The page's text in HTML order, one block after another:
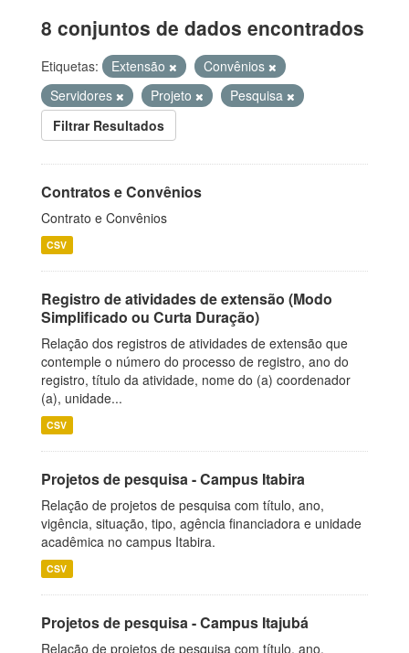
8 conjuntos de dados encontrados
Etiquetas: Extensão
Convênios
Servidores
Projeto
Pesquisa
Filtrar Resultados
Contratos e Convênios
Contrato e Convênios
CSV
Registro de atividades de extensão (Modo
Simplificado ou Curta Duração)
Relação dos registros de atividades de extensão que
contemple o número do processo de registro, ano do
registro, título da atividade, nome do (a) coordenador
(a), unidade...
CSV
Projetos de pesquisa - Campus Itabira
Relação de projetos de pesquisa com título, ano,
vigência, situação, tipo, agência financiadora e unidade
acadêmica no campus Itabira.
CSV
Projetos de pesquisa - Campus Itajubá
Relação de projetos de pesquisa com título, ano,